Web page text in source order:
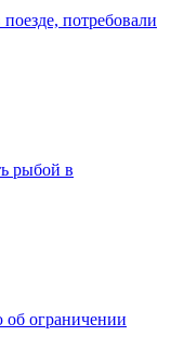
потребовали
рыбой в
об ограничении